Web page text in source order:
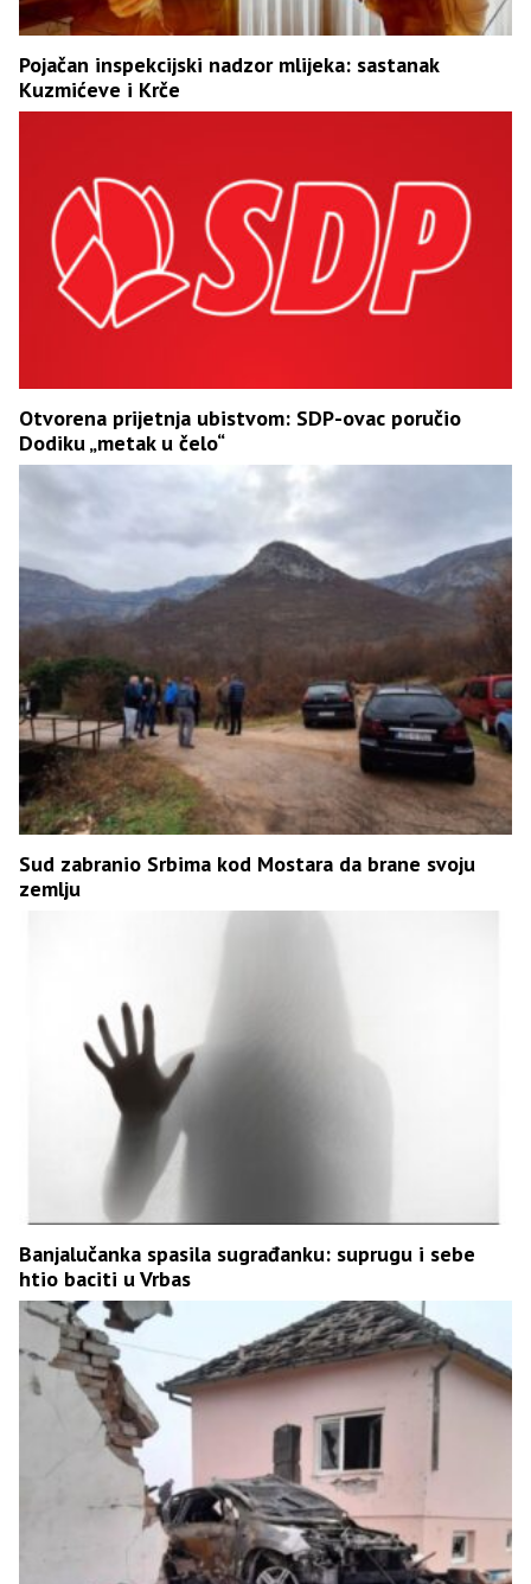
Pojačan inspekcijski nadzor mlijeka: sastanak
Kuzmićeve i Krče
Otvorena prijetnja ubistvom: SDP-ovac poručio
Dodiku „metak u čelo“
Sud zabranio Srbima kod Mostara da brane svoju
zemlju
Banjalučanka spasila sugrađanku: suprugu i sebe
htio baciti u Vrbas